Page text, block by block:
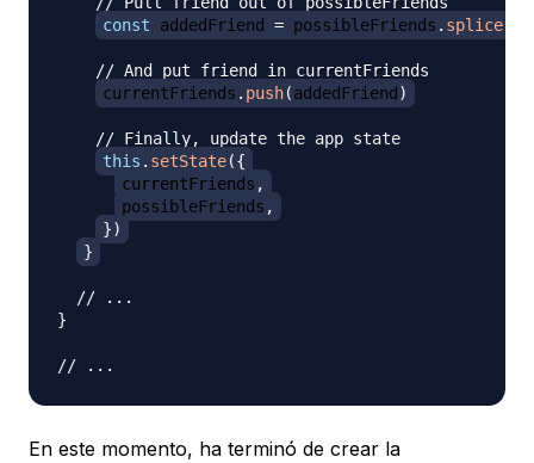
const addedFriend = possibleFriends . splice
// And put friend in currentFriends
currentFriends . push(addedFriend )
// Finally, update the app state
this . setState({
currentFriends ,
possibleFriends ,
})
}
// ...
}
// ...
En este momento, ha terminó de crear la